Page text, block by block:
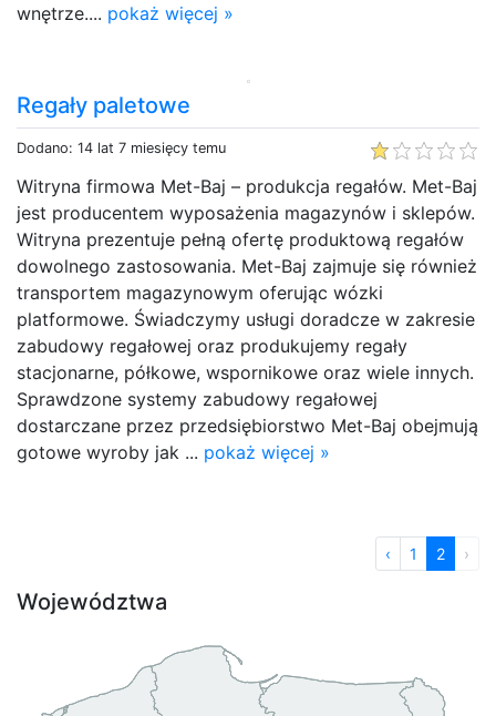
wnętrze.... pokaż więcej »
Regały paletowe
Dodano: 14 lat 7 miesięcy temu
Witryna firmowa Met-Baj – produkcja regałów. Met-Baj
jest producentem wyposażenia magazynów i sklepów.
Witryna prezentuje pełną ofertę produktową regałów
dowolnego zastosowania. Met-Baj zajmuje się również
transportem magazynowym oferując wózki
platformowe. Świadczymy usługi doradcze w zakresie
zabudowy regałowej oraz produkujemy regały
stacjonarne, półkowe, wspornikowe oraz wiele innych.
Sprawdzone systemy zabudowy regałowej
dostarczane przez przedsiębiorstwo Met-Baj obejmują
gotowe wyroby jak ... pokaż więcej »
‹ 1 2 ›
Województwa